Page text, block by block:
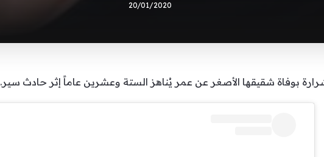
20/01/2020
شرارة بوفاة شقيقها الأصغر عن عمر يُناهز الستة وعشرين عاماً إثر حادث سير.